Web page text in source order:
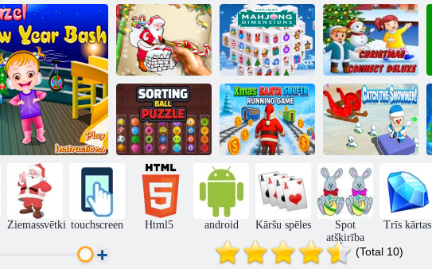
Santa
Ziemassvētku
krāsošana
Holiday
Mahjong izmēri
Ziemassvētku
savienot luksusa
Bumbas mīklas
šķirošana
Ziemassvētku
Ziemassvētku
vecīša sērfotāja
skriešanas spēle
Noķer
sniegavīrus!
Ziemassvētki touchscreen Html5 android Kāršu spēles
Spot
atšķirība
Trīs kārtas
(Total 10)